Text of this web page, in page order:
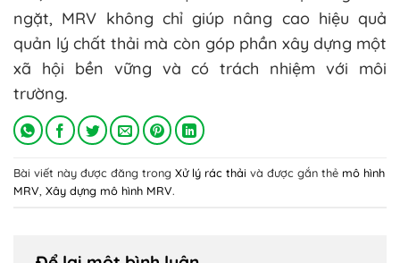
ngặt, MRV không chỉ giúp nâng cao hiệu quả
quản lý chất thải mà còn góp phần xây dựng một
xã hội bền vững và có trách nhiệm với môi
trường.
Bài viết này được đăng trong Xử lý rác thải và được gắn thẻ mô hình
MRV Xây dựng mô hình MRV.